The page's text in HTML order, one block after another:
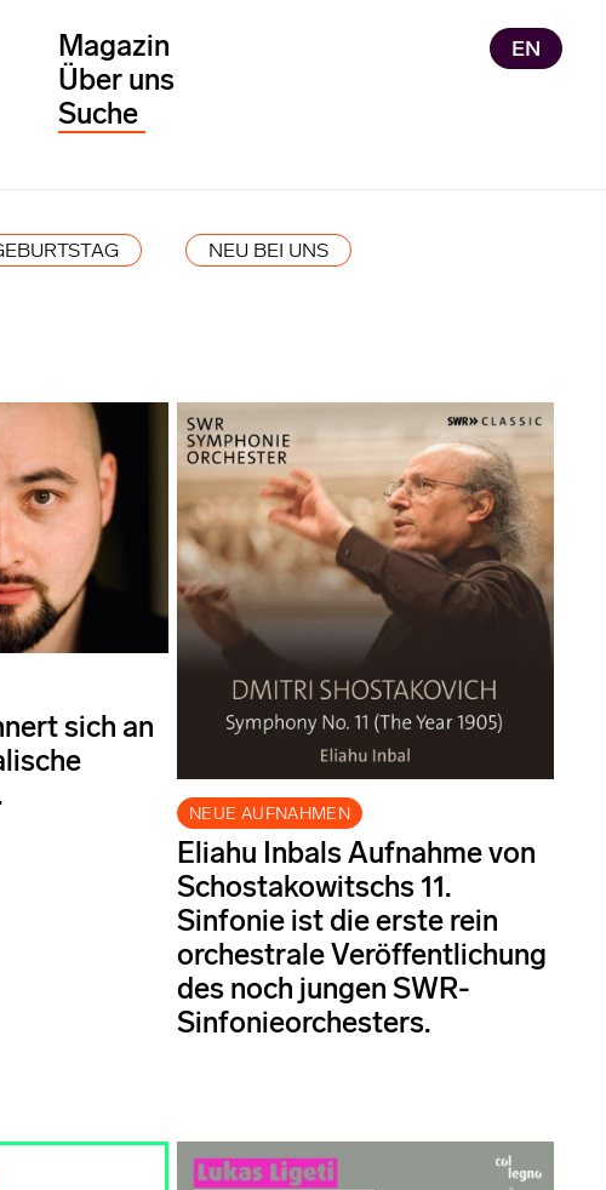
Magazin
Über uns
EN
NEU BEI UNS
sich an
NEUE AUFNAHMEN
Eliahu Inbals Aufnahme von
Schostakowitschs 11.
Sinfonie ist die erste rein
orchestrale Veröffentlichung
des noch jungen SWR-
Sinfonieorchesters.